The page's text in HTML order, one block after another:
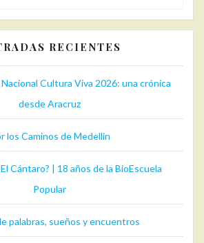
RECIENTES
Cultura Viva 2026: una crónica
desde Aracruz
los Caminos de Medellin
Cántaro? | 18 años de la BioEscuela
Popular
palabras, sueños y encuentros